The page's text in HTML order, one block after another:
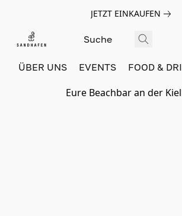
JETZT EINKAUFEN
ÜBER UNS EVENTS FOOD &
Eure Beachbar an der